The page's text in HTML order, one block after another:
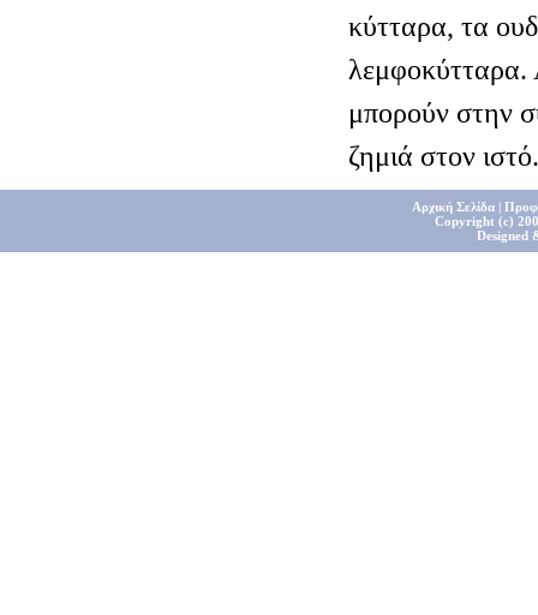
κύτταρα, τα
μπορούν στην
ζημιά στον ιστό.
Αρχική Σελίδα|
Copyright (c)
Designed